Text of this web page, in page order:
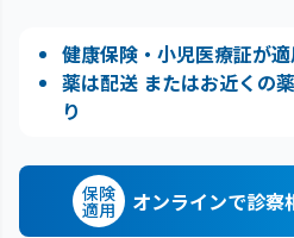
健康保険・小児医療証が
薬は配送 またはお近くの
り
保険
適用 オンラインで診察